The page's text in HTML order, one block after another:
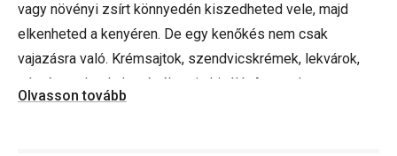
vagy növényi zsírt könnyedén kiszedheted vele, majd
elkenheted a kenyéren. De egy kenőkés nem csak
vajazásra való. Krémsajtok, szendvicskrémek, lekvárok,
pástétomok stb. kenéséhez is kiváló. A rozsdamentes
pengéjű TESCOMA vajazókések egyszerűen tisztíthatóak
Olvasson tovább